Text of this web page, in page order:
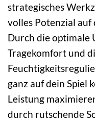
strategisches
volles Potenzial
Durch die optimale
Tragekomfort und
ganz auf dein Spiel
Leistung
durch rutschende